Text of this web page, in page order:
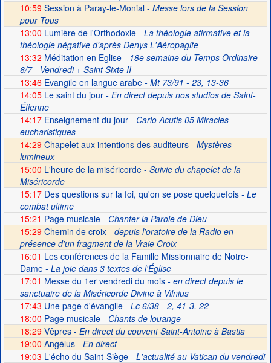
10:59 Session à Paray-le-Monial - Messe lors de la Session
pour Tous
13:00 Lumière de l'Orthodoxie- La théologie afirmative et la
théologie négative d'après Denys L'Aéropagite
13:32 Méditation en Eglise- 18e semaine du Temps Ordinaire
6/7 - Vendredi + Saint Sixte II
13:46Evangile en langue arabe- Mt 73/91 - 23, 13-36
14:05Le saint du jour- En direct depuis nos studios de Saint-
Étienne
14:17Enseignement du jour- Carlo Acutis 05 Miracles
eucharistiques
14:29 Chapelet aux intentions des auditeurs - Mystères
lumineux
15:00 L'heure de la miséricorde - Suivie du chapelet de la
Miséricorde
15:17Des questions sur la foi, qu'on se pose quelquefois- Le
combat ultime
15:21 Page musicale- Chanter la Parole de Dieu
15:29 Chemin de croix - depuis l'oratoire de la Radio en
présence d'un fragment de la Vraie Croix
16:01 Les conférences de la Famille Missionnaire de Notre-
Dame- La joie dans 3 textes de l'Église
17:01 Messe du 1er vendredi du mois- en direct depuis le
sanctuaire de la Miséricorde Divine à Vilnius
17:43 Une page d'évangile- Lc 6/38 - 2, 41-3, 22
18:00 Page musicale- Chants de louange
18:29 Vêpres - En direct du couvent Saint-Antoine à Bastia
19:00 Angélus - En direct
19:03 L'écho du Saint-Siège- L'actualité au Vatican du vendredi